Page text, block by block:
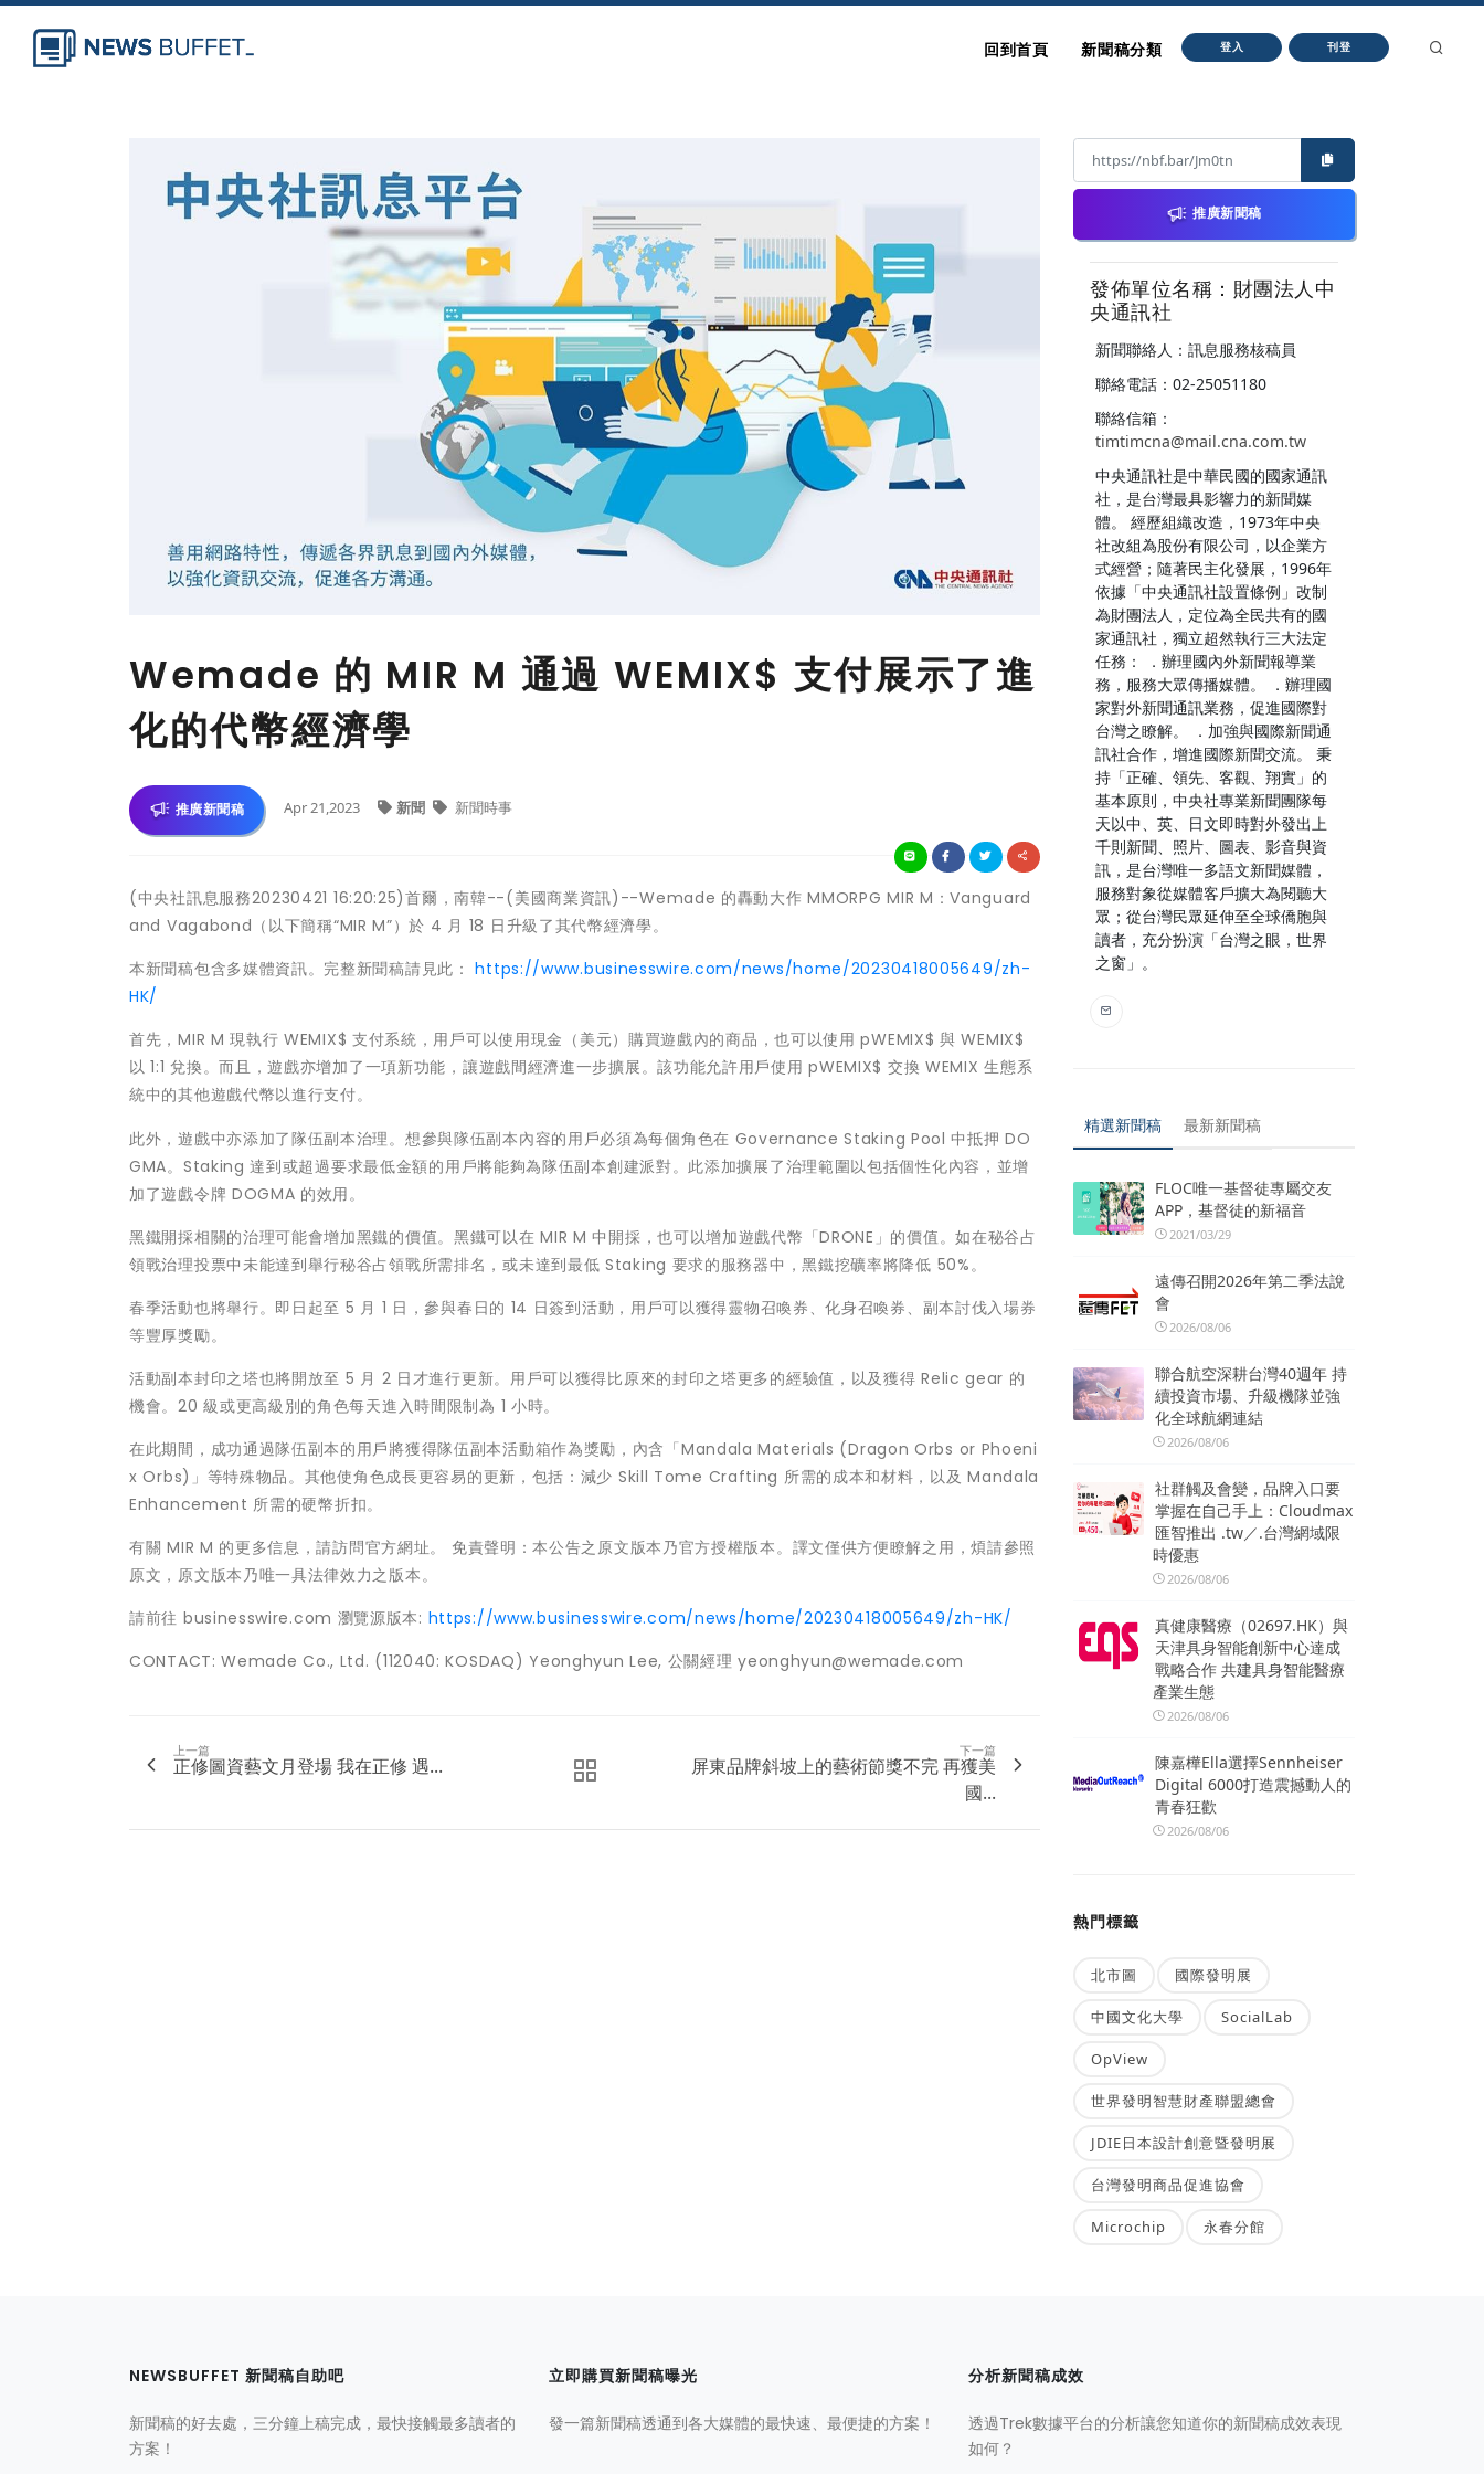
回到首頁 新聞稿分類 登入 刊登
Wemade 的 MIR M 通過 WEMIX$ 支付展示了進
化的代幣經濟學
推廣新聞稿 Apr 21,2023 新聞 新聞時事
(中央社訊息服務20230421 16:20:25)首爾，南韓--(美國商業資訊)--Wemade 的轟動大作 MMORPG MIR M：Vanguard
and Vagabond（以下簡稱“MIR M”）於 4 月 18 日升級了其代幣經濟學。
本新聞稿包含多媒體資訊。完整新聞稿請見此：https://www.businesswire.com/news/home/20230418005649/zh-
HK/
首先，MIR M 現執行 WEMIX$ 支付系統，用戶可以使用現金（美元）購買遊戲內的商品，也可以使用 pWEMIX$ 與 WEMIX$
以 1:1 兌換。而且，遊戲亦增加了一項新功能，讓遊戲間經濟進一步擴展。該功能允許用戶使用 pWEMIX$ 交換 WEMIX 生態系
統中的其他遊戲代幣以進行支付。
此外，遊戲中亦添加了隊伍副本治理。想參與隊伍副本內容的用戶必須為每個角色在 Governance Staking Pool 中抵押 DO
GMA。Staking 達到或超過要求最低金額的用戶將能夠為隊伍副本創建派對。此添加擴展了治理範圍以包括個性化內容，並增
加了遊戲令牌 DOGMA 的效用。
黑鐵開採相關的治理可能會增加黑鐵的價值。黑鐵可以在 MIR M 中開採，也可以增加遊戲代幣「DRONE」的價值。如在秘谷占
領戰治理投票中未能達到舉行秘谷占領戰所需排名，或未達到最低 Staking 要求的服務器中，黑鐵挖礦率將降低 50%。
春季活動也將舉行。即日起至 5 月 1 日，參與春日的 14 日簽到活動，用戶可以獲得靈物召喚券、化身召喚券、副本討伐入場券
等豐厚獎勵。
活動副本封印之塔也將開放至 5 月 2 日才進行更新。用戶可以獲得比原來的封印之塔更多的經驗值，以及獲得 Relic gear 的
機會。20 級或更高級別的角色每天進入時間限制為 1 小時。
在此期間，成功通過隊伍副本的用戶將獲得隊伍副本活動箱作為獎勵，內含「Mandala Materials (Dragon Orbs or Phoeni
x Orbs)」等特殊物品。其他使角色成長更容易的更新，包括：減少 Skill Tome Crafting 所需的成本和材料，以及 Mandala
Enhancement 所需的硬幣折扣。
有關 MIR M 的更多信息，請訪問官方網址。 免責聲明：本公告之原文版本乃官方授權版本。譯文僅供方便瞭解之用，煩請參照
原文，原文版本乃唯一具法律效力之版本。
請前往 businesswire.com 瀏覽源版本: https://www.businesswire.com/news/home/20230418005649/zh-HK/
CONTACT: Wemade Co., Ltd. (112040: KOSDAQ) Yeonghyun Lee, 公關經理 yeonghyun@wemade.com
上一篇
正修圖資藝文月登場 我在正修 遇...
下一篇
屏東品牌斜坡上的藝術節獎不完 再獲美
國...
推廣新聞稿
發佈單位名稱：財團法人中
央通訊社
新聞聯絡人：訊息服務核稿員
聯絡電話：02-25051180
聯絡信箱：
timtimcna@mail.cna.com.tw
中央通訊社是中華民國的國家通訊
社，是台灣最具影響力的新聞媒
體。 經歷組織改造，1973年中央
社改組為股份有限公司，以企業方
式經營；隨著民主化發展，1996年
依據「中央通訊社設置條例」改制
為財團法人，定位為全民共有的國
家通訊社，獨立超然執行三大法定
任務： ．辦理國內外新聞報導業
務，服務大眾傳播媒體。 ．辦理國
家對外新聞通訊業務，促進國際對
台灣之瞭解。 ．加強與國際新聞通
訊社合作，增進國際新聞交流。 秉
持「正確、領先、客觀、翔實」的
基本原則，中央社專業新聞團隊每
天以中、英、日文即時對外發出上
千則新聞、照片、圖表、影音與資
訊，是台灣唯一多語文新聞媒體，
服務對象從媒體客戶擴大為閱聽大
眾；從台灣民眾延伸至全球僑胞與
讀者，充分扮演「台灣之眼，世界
之窗」。
精選新聞稿 最新新聞稿
FLOC唯一基督徒專屬交友
APP，基督徒的新福音
2021/03/29
遠傳召開2026年第二季法說
會
2026/08/06
聯合航空深耕台灣40週年 持
續投資市場、升級機隊並強
化全球航網連結
2026/08/06
社群觸及會變，品牌入口要
掌握在自己手上：Cloudmax
匯智推出 .tw／.台灣網域限
時優惠
2026/08/06
真健康醫療（02697.HK）與
天津具身智能創新中心達成
戰略合作 共建具身智能醫療
產業生態
2026/08/06
陳嘉樺Ella選擇Sennheiser
Digital 6000打造震撼動人的
青春狂歡
2026/08/06
熱門標籤
北市圖 國際發明展
中國文化大學 SocialLab
OpView
世界發明智慧財產聯盟總會
JDIE日本設計創意暨發明展
台灣發明商品促進協會
Microchip 永春分館
NEWSBUFFET 新聞稿自助吧
新聞稿的好去處，三分鐘上稿完成，最快接觸最多讀者的
方案！
立即購買新聞稿曝光
發一篇新聞稿透通到各大媒體的最快速、最便捷的方案！
分析新聞稿成效
透過Trek數據平台的分析讓您知道你的新聞稿成效表現
如何？